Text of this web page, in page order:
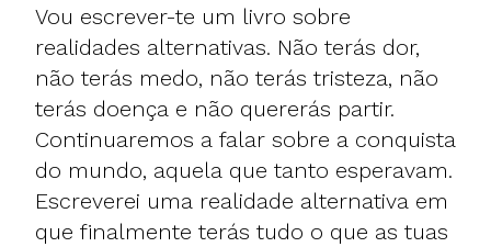
Vou escrever-te um livro sobre
realidades alternativas. Não terás dor,
não terás medo, não terás tristeza, não
terás doença e não quererás partir.
Continuaremos a falar sobre a conquista
do mundo, aquela que tanto esperavam.
Escreverei uma realidade alternativa em
que finalmente terás tudo o que as tuas